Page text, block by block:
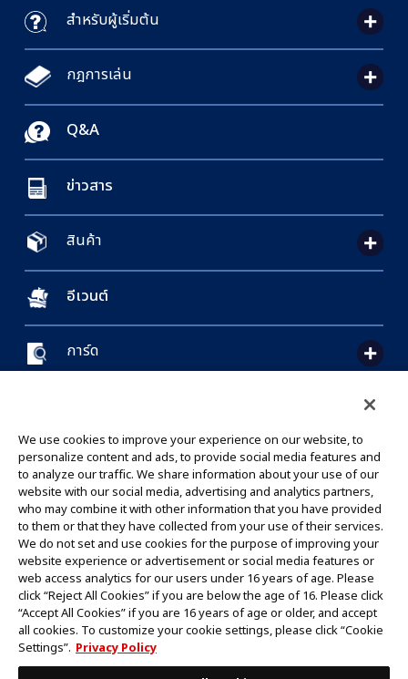
สำหรับผู้เริ่มต้น
กฎการเล่น
Q&A
ข่าวสาร
สินค้า
อีเวนต์
การ์ด
GLOBAL ENTRANCE
©Eiichiro Oda/Shueisha
©Eiichiro Oda/Shueisha, Toei Animation
ห้ามคัดลอกรูปภาพ,ข้อความและข้อมูลทั้งหมดในเว็บไซต์นี้โดยไม่ได้รับอนุญาต
โปรดทราบว่ารูปภาพในเว็บไซต์นี้อาจแตกต่างจากสินค้าจริงที่อยู่ระหว่างการพัฒนา
*Apple และโลโก้ Apple เป็นเครื่องหมายการค้าของบริษัท Apple Inc.
*Google Play และโลโก้ Google Play เป็นเครื่องหมายการค้าหรือจดทะเบียน
We use cookies to improve your experience on our website, to
personalize content and ads, to provide social media features and
to analyze our traffic. We share information about your use of our
website with our social media, advertising and analytics partners,
who may combine it with other information that you have provided
to them or that they have collected from your use of their services.
We do not set and use cookies for the purpose of improving your
website experience or advertisement or social media features or
web access analytics for our users under 16 years of age. Please
click “Reject All Cookies” if you are below the age of 16. Please click
“Accept All Cookies” if you are 16 years of age or older, and accept
all cookies. To customize your cookie settings, please click “Cookie
Settings”. Privacy Policy